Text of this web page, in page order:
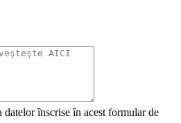
datelor înscrise în acest formular de